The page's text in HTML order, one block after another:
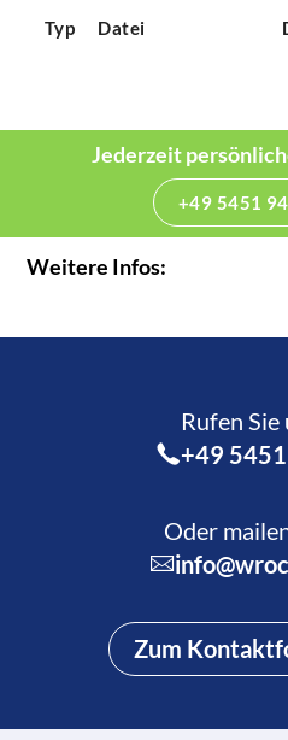
Typ Datei
Jederzeit
+49 5451
Weitere Infos:
Rufen Sie
+49
Oder
Zum